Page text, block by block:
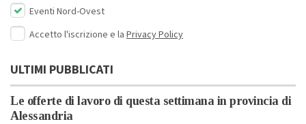
Eventi Nord-Ovest
Accetto l'iscrizione e la Privacy Policy
ULTIMI PUBBLICATI
Le offerte di lavoro di questa settimana in provincia di
Alessandria